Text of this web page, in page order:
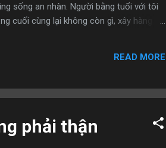
sống an nhàn. Người bằng tuổi với tôi
cuối cùng lại không còn gì, xây hàng
che nắng. Tiên sinh, liệu có phải bây
READ MORE
phải thận